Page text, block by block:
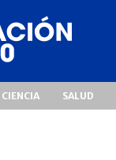
CIENCIA SALUD